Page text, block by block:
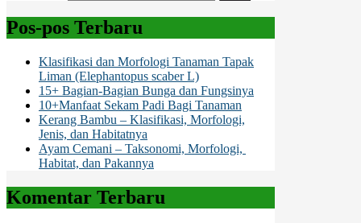
Pos-pos Terbaru
Klasifikasi dan Morfologi Tanaman Tapak
Liman (Elephantopus scaber L)
15+ Bagian-Bagian Bunga dan Fungsinya
10+Manfaat Sekam Padi Bagi Tanaman
Kerang Bambu – Klasifikasi, Morfologi,
Jenis, dan Habitatnya
Ayam Cemani – Taksonomi, Morfologi,
Habitat, dan Pakannya
Komentar Terbaru